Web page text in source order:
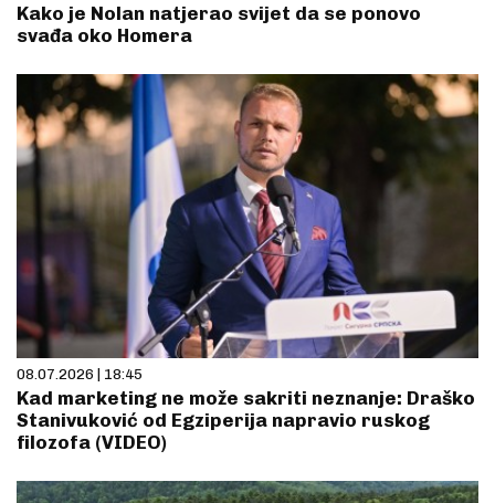
Kako je Nolan natjerao svijet da se ponovo
svađa oko Homera
08.07.2026 | 18:45
Kad marketing ne može sakriti neznanje: Draško
Stanivuković od Egziperija napravio ruskog
filozofa (VIDEO)